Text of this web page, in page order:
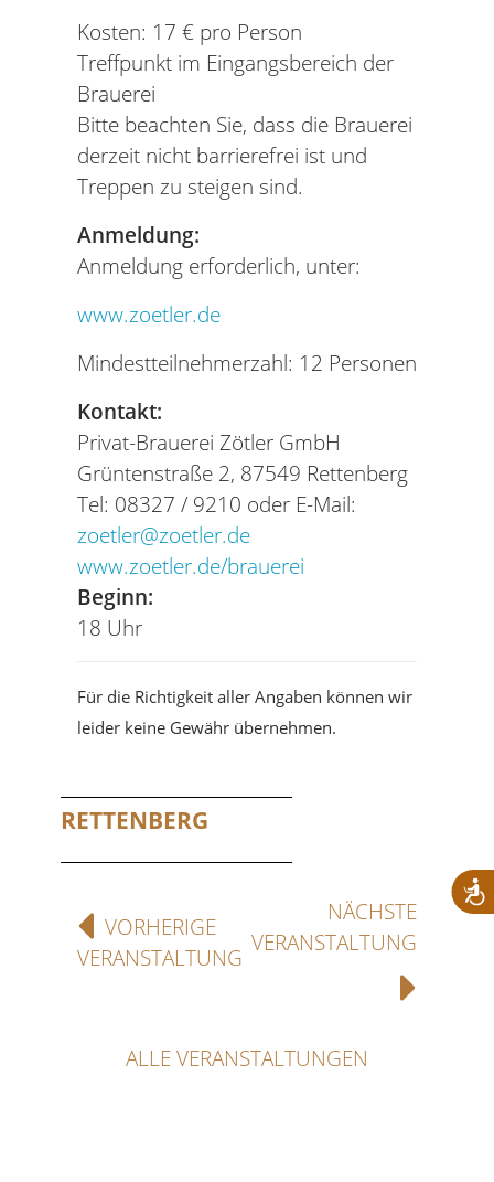
Kosten: 17 € pro Person
Treffpunkt im Eingangsbereich der
Brauerei
Bitte beachten Sie, dass die Brauerei
derzeit nicht barrierefrei ist und
Treppen zu steigen sind.
Anmeldung:
Anmeldung erforderlich, unter:
www.zoetler.de
Mindestteilnehmerzahl: 12 Personen
Kontakt:
Privat-Brauerei Zötler GmbH
Grüntenstraße 2, 87549 Rettenberg
Tel: 08327 / 9210 oder E-Mail:
zoetler@zoetler.de
www.zoetler.de/brauerei
Beginn:
18 Uhr
Für die Richtigkeit aller Angaben können wir
leider keine Gewähr übernehmen.
RETTENBERG
VORHERIGE
VERANSTALTUNG
NÄCHSTE
VERANSTALTUNG
ALLE VERANSTALTUNGEN